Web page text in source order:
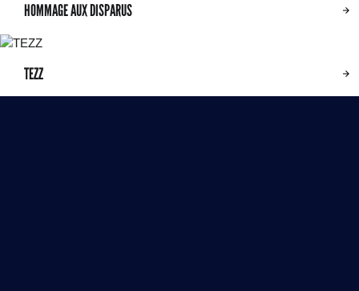
HOMMAGE AUX DISPARUS
TEZZ